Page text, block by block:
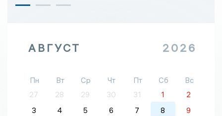
АВГУСТ 2026
Пн Вт Ср Чт Пт Сб
Вс
27
28 29 30 31 1
2
3
4 5 6 7 8
9